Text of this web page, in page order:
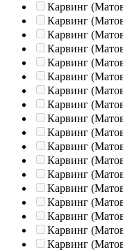
Карвинг
Карвинг
Карвинг
Карвинг
Карвинг
Карвинг
Карвинг
Карвинг
Карвинг
Карвинг
Карвинг
Карвинг
Карвинг
Карвинг
Карвинг
Карвинг
Карвинг
Карвинг